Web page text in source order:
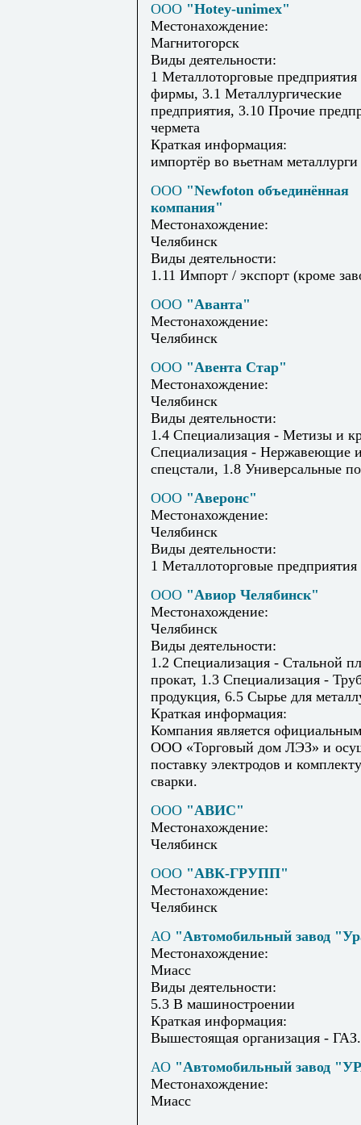
ООО "Hotey-unimex"
Местонахождение:
Магнитогорск
Виды деятельности:
1 Металлоторговые предприятия
фирмы, 3.1 Металлургические
предприятия, 3.10 Прочие
чермета
Краткая информация:
импортёр во вьетнам металлурги
ООО "Newfoton объединённая
компания"
Местонахождение:
Челябинск
Виды деятельности:
1.11 Импорт / экспорт (кроме
ООО "Аванта"
Местонахождение:
Челябинск
ООО "Авента Стар"
Местонахождение:
Челябинск
Виды деятельности:
1.4 Специализация - Метизы и
Специализация - Нержавеющие
спецстали, 1.8 Универсальные
ООО "Аверонс"
Местонахождение:
Челябинск
Виды деятельности:
1 Металлоторговые
ООО "Авиор Челябинск"
Местонахождение:
Челябинск
Виды деятельности:
1.2 Специализация - Стальной
прокат, 1.3 Специализация -
продукция, 6.5 Сырье для
Краткая информация:
Компания является
ООО «Торговый дом ЛЭЗ» и
поставку электродов и
сварки.
ООО "АВИС"
Местонахождение:
Челябинск
ООО "АВК-ГРУПП"
Местонахождение:
Челябинск
АО "Автомобильный завод
Местонахождение:
Миасс
Виды деятельности:
5.3 В машиностроении
Краткая информация:
Вышестоящая организация - ГАЗ.
АО "Автомобильный завод
Местонахождение:
Миасс